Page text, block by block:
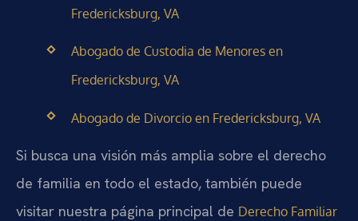
Fredericksburg, VA
Abogado de Custodia de Menores en
Fredericksburg, VA
Abogado de Divorcio en Fredericksburg, VA
Si busca una visión más amplia sobre el derecho
de familia en todo el estado, también puede
visitar nuestra página principal de Derecho Familiar